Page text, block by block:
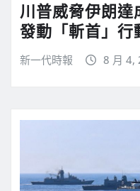
川普威脅伊朗
發動「斬首」行
新一代時報 8 月 4,